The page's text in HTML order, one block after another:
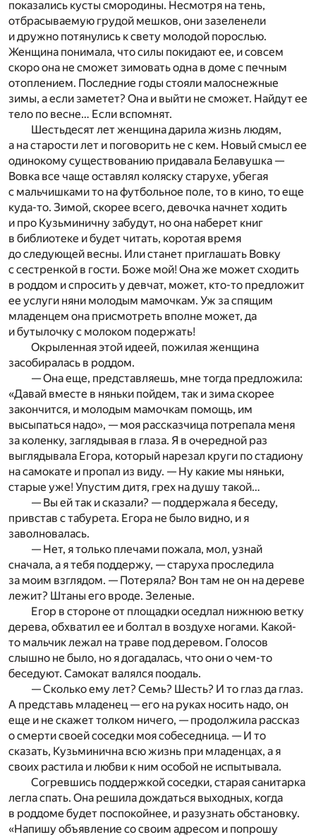
показались кусты смородины. Несмотря на тень,
отбрасываемую грудой мешков, они зазеленели
и дружно потянулись к свету молодой порослью.
Женщина понимала, что силы покидают ее, и совсем
скоро она не сможет зимовать одна в доме с печным
отоплением. Последние годы стояли малоснежные
зимы, а если заметет? Она и выйти не сможет. Найдут ее
тело по весне… Если вспомнят.
Шестьдесят лет женщина дарила жизнь людям,
а на старости лет и поговорить не с кем. Новый смысл ее
одинокому существованию придавала Белавушка —
Вовка все чаще оставлял коляску старухе, убегая
с мальчишками то на футбольное поле, то в кино, то еще
куда-то. Зимой, скорее всего, девочка начнет ходить
и про Кузьминичну забудут, но она наберет книг
в библиотеке и будет читать, коротая время
до следующей весны. Или станет приглашать Вовку
с сестренкой в гости. Боже мой! Она же может сходить
в роддом и спросить у девчат, может, кто-то предложит
ее услуги няни молодым мамочкам. Уж за спящим
младенцем она присмотреть вполне может, да
и бутылочку с молоком подержать!
Окрыленная этой идеей, пожилая женщина
засобиралась в роддом.
— Она еще, представляешь, мне тогда предложила:
«Давай вместе в няньки пойдем, так и зима скорее
закончится, и молодым мамочкам помощь, им
высыпаться надо», — моя рассказчица потрепала меня
за коленку, заглядывая в глаза. Я в очередной раз
выглядывала Егора, который нарезал круги по стадиону
на самокате и пропал из виду. — Ну какие мы няньки,
старые уже! Упустим дитя, грех на душу такой…
— Вы ей так и сказали? — поддержала я беседу,
привстав с табурета. Егора не было видно, и я
заволновалась.
— Нет, я только плечами пожала, мол, узнай
сначала, а я тебя поддержу, — старуха проследила
за моим взглядом. — Потеряла? Вон там не он на дереве
лежит? Штаны его вроде. Зеленые.
Егор в стороне от площадки оседлал нижнюю ветку
дерева, обхватил ее и болтал в воздухе ногами. Какой-
то мальчик лежал на траве под деревом. Голосов
слышно не было, но я догадалась, что они о чем-то
беседуют. Самокат валялся поодаль.
— Сколько ему лет? Семь? Шесть? И то глаз да глаз.
А представь младенец — его на руках носить надо, он
еще и не скажет толком ничего, — продолжила рассказ
о смерти своей соседки моя собеседница. — И то
сказать, Кузьминична всю жизнь при младенцах, а я
своих растила и любви к ним особой не испытывала.
Согревшись поддержкой соседки, старая санитарка
легла спать. Она решила дождаться выходных, когда
в роддоме будет поспокойнее, и разузнать обстановку.
«Напишу объявление со своим адресом и попрошу